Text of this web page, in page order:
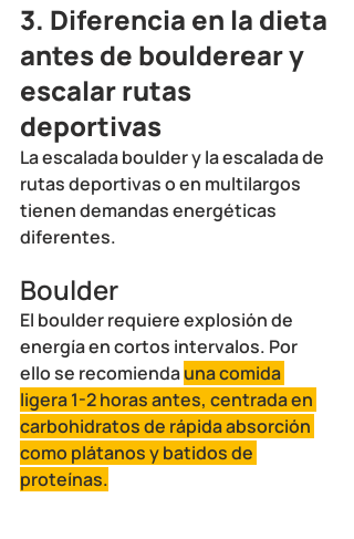
3. Diferencia en la dieta
antes de boulderear y
escalar rutas
deportivas
La escalada boulder y la escalada de
rutas deportivas o en multilargos
tienen demandas energéticas
diferentes.
Boulder
El boulder requiere explosión de
energía en cortos intervalos. Por
ello se recomienda una comida
ligera 1-2 horas antes, centrada en
carbohidratos de rápida absorción
como plátanos y batidos de
proteínas.